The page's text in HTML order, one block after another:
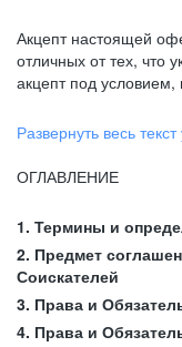
Акцепт настоящей
отличных от тех, что
акцепт под условием,
Развернуть весь
ОГЛАВЛЕНИЕ
1. Термины и
2. Предмет
Соискателей
3. Права и
4. Права и